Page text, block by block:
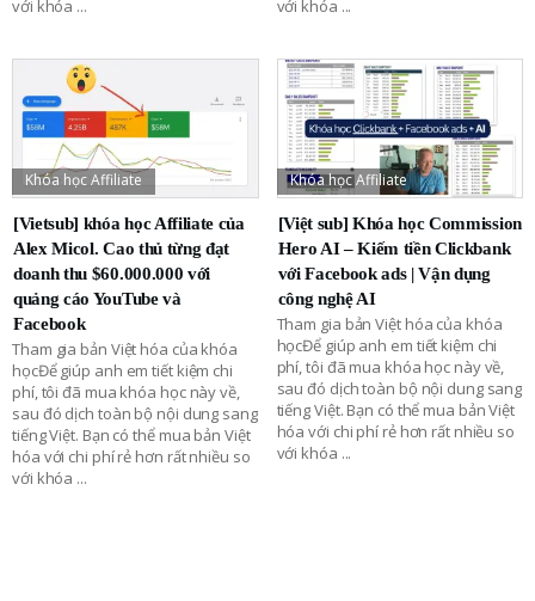
với khóa ...
với khóa ...
Khóa học Affiliate
[Vietsub] khóa học Affiliate của
Alex Micol. Cao thủ từng đạt
doanh thu $60.000.000 với
quảng cáo YouTube và
Facebook
Tham gia bản Việt hóa của khóa
họcĐể giúp anh em tiết kiệm chi
phí, tôi đã mua khóa học này về,
sau đó dịch toàn bộ nội dung sang
tiếng Việt. Bạn có thể mua bản Việt
hóa với chi phí rẻ hơn rất nhiều so
với khóa ...
Khóa học Affiliate
[Việt sub] Khóa học Commission
Hero AI – Kiếm tiền Clickbank
với Facebook ads | Vận dụng
công nghệ AI
Tham gia bản Việt hóa của khóa
họcĐể giúp anh em tiết kiệm chi
phí, tôi đã mua khóa học này về,
sau đó dịch toàn bộ nội dung sang
tiếng Việt. Bạn có thể mua bản Việt
hóa với chi phí rẻ hơn rất nhiều so
với khóa ...